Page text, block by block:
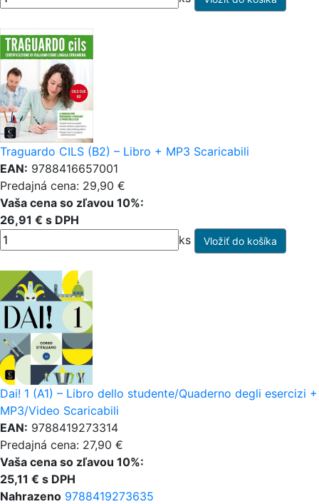
Traguardo CILS (B2) – Libro + MP3 Scaricabili
EAN: 9788416657001
Predajná cena: 29,90 €
Vaša cena so zľavou 10%:
26,91 € s DPH
ks
Dai! 1 (A1) – Libro dello studente/Quaderno degli esercizi +
MP3/Video Scaricabili
EAN: 9788419273314
Predajná cena: 27,90 €
Vaša cena so zľavou 10%:
25,11 € s DPH
Nahrazeno 9788419273635